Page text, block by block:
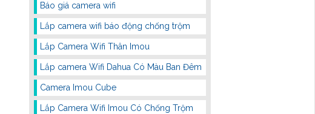
Báo giá camera wifi
Lắp camera wifi báo động chống trộm
Lắp Camera Wifi Thân Imou
Lắp camera Wifi Dahua Có Màu Ban Đêm
Camera Imou Cube
Lắp Camera Wifi Imou Có Chống Trộm